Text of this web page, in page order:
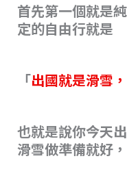
首先第一個就是
定的自由行就是
「出國就是滑雪
也就是說你今天
滑雪做準備就好